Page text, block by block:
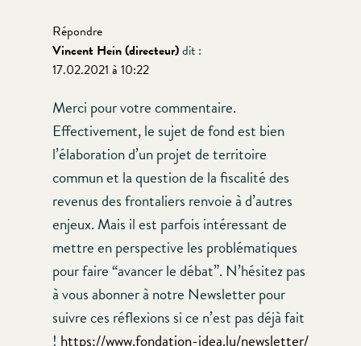
Répondre
Vincent Hein (directeur)dit :
17.02.2021 à 10:22
Merci pour votre commentaire.
Effectivement, le sujet de fond est bien
l’élaboration d’un projet de territoire
commun et la question de la fiscalité des
revenus des frontaliers renvoie à d’autres
enjeux. Mais il est parfois intéressant de
mettre en perspective les problématiques
pour faire “avancer le débat”. N’hésitez pas
à vous abonner à notre Newsletter pour
suivre ces réflexions si ce n’est pas déjà fait
! https://www.fondation-idea.lu/newsletter/